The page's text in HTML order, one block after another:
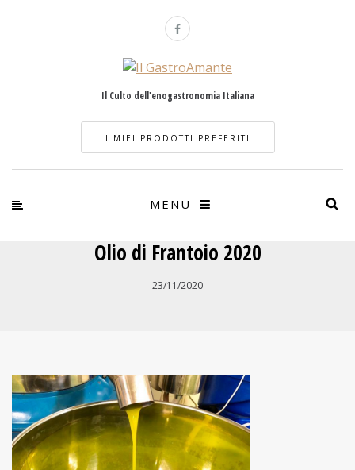
Il Culto dell'enogastronomia Italiana
I MIEI PRODOTTI PREFERITI
MENU
Olio di Frantoio 2020
23/11/2020